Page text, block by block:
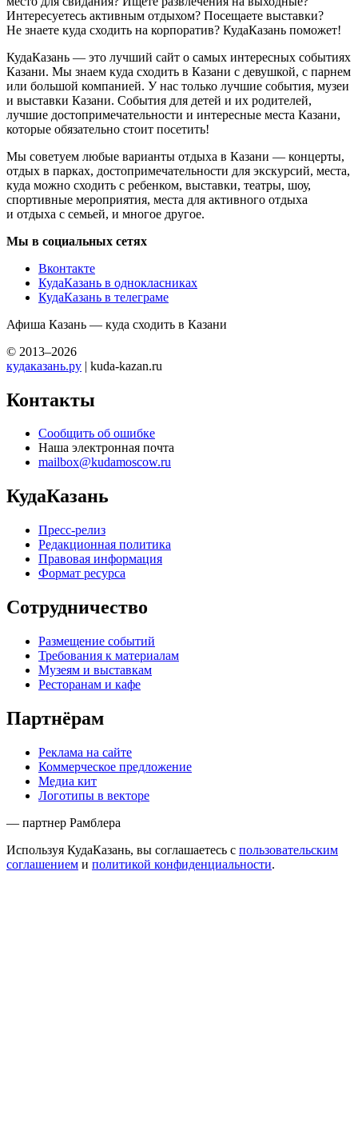
Интересуетесь активным отдыхом? Посещаете выставки?
Не знаете куда сходить на корпоратив? КудаКазань поможет!
КудаКазань — это лучший сайт о самых интересных событиях
Казани. Мы знаем куда сходить в Казани с девушкой, с парнем
или большой компанией. У нас только лучшие события, музеи
и выставки Казани. События для детей и их родителей,
лучшие достопримечательности и интересные места Казани,
которые обязательно стоит посетить!
Мы советуем любые варианты отдыха в Казани — концерты,
отдых в парках, достопримечательности для экскурсий, места,
куда можно сходить с ребенком, выставки, театры, шоу,
спортивные мероприятия, места для активного отдыха
и отдыха с семьей, и многое другое.
Мы в социальных сетях
Вконтакте
КудаКазань в однокласниках
КудаКазань в телеграме
Афиша Казань — куда сходить в Казани
© 2013–2026
кудаказань.ру | kuda-kazan.ru
Контакты
Сообщить об ошибке
Наша электронная почта
mailbox@kudamoscow.ru
КудаКазань
Пресс-релиз
Редакционная политика
Правовая информация
Формат ресурса
Сотрудничество
Размещение событий
Требования к материалам
Музеям и выставкам
Ресторанам и кафе
Партнёрам
Реклама на сайте
Коммерческое предложение
Медиа кит
Логотипы в векторе
— партнер Рамблера
Используя КудаКазань, вы соглашаетесь с пользовательским
соглашением и политикой конфиденциальности.